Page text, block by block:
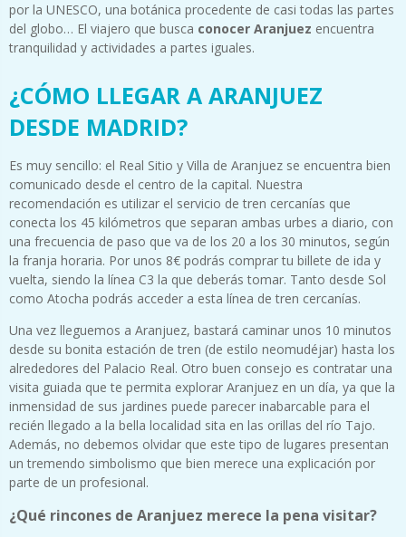
por la UNESCO, una botánica procedente de casi todas las partes
del globo… El viajero que busca conocer Aranjuez encuentra
tranquilidad y actividades a partes iguales.
¿CÓMO LLEGAR A ARANJUEZ
DESDE MADRID?
Es muy sencillo: el Real Sitio y Villa de Aranjuez se encuentra bien
comunicado desde el centro de la capital. Nuestra
recomendación es utilizar el servicio de tren cercanías que
conecta los 45 kilómetros que separan ambas urbes a diario, con
una frecuencia de paso que va de los 20 a los 30 minutos, según
la franja horaria. Por unos 8€ podrás comprar tu billete de ida y
vuelta, siendo la línea C3 la que deberás tomar. Tanto desde Sol
como Atocha podrás acceder a esta línea de tren cercanías.
Una vez lleguemos a Aranjuez, bastará caminar unos 10 minutos
desde su bonita estación de tren (de estilo neomudéjar) hasta los
alrededores del Palacio Real. Otro buen consejo es contratar una
visita guiada que te permita explorar Aranjuez en un día, ya que la
inmensidad de sus jardines puede parecer inabarcable para el
recién llegado a la bella localidad sita en las orillas del río Tajo.
Además, no debemos olvidar que este tipo de lugares presentan
un tremendo simbolismo que bien merece una explicación por
parte de un profesional.
¿Qué rincones de Aranjuez merece la pena visitar?